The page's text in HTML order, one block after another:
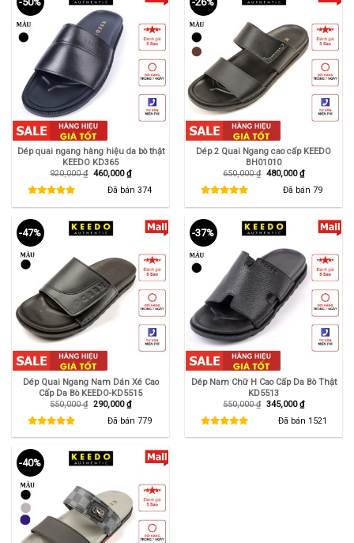
Dép quai ngang hàng hiệu da bò thật
KEEDO KD365
920,000₫ Giá
460,000₫Giá
hiện
tại
Đã bán 374
Dép 2 Quai Ngang cao cấp KEEDO
BH01010
650,000₫ Giá
480,000₫Giá
hiện
tại
Đã bán 79
-47%
Dép Quai Ngang Nam Dán Xé Cao
Cấp Da Bò KEEDO-KD5515
550,000₫ Giá
550,000 ₫.
290,000₫Giá
hiện
tại
là:
290,000 ₫.
Đã bán 779
-37%
Dép Nam Chữ H Cao Cấp Da Bò Thật
KD5513
550,000₫ Giá
550,000 ₫.
345,000₫Giá
hiện
tại
là:
345,000 ₫.
Đã bán 1521
-40%